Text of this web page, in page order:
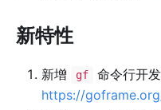
新特性
新增 gf
命令行开
https://